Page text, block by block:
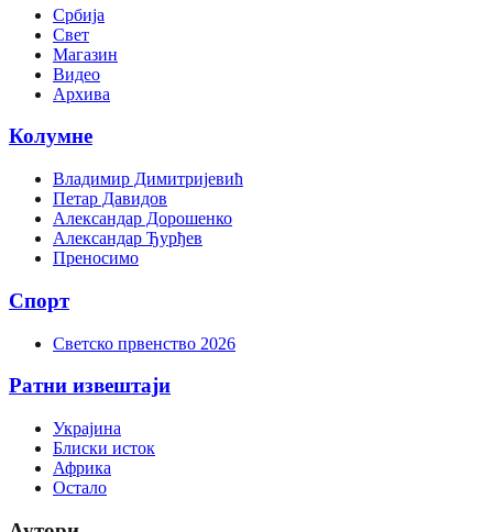
Србија
Свет
Магазин
Видео
Архива
Колумне
Владимир Димитријевић
Петар Давидов
Александар Дорошенко
Александар Ђурђев
Преносимо
Спорт
Светско првенство 2026
Ратни извештаји
Украјина
Блиски исток
Африка
Остало